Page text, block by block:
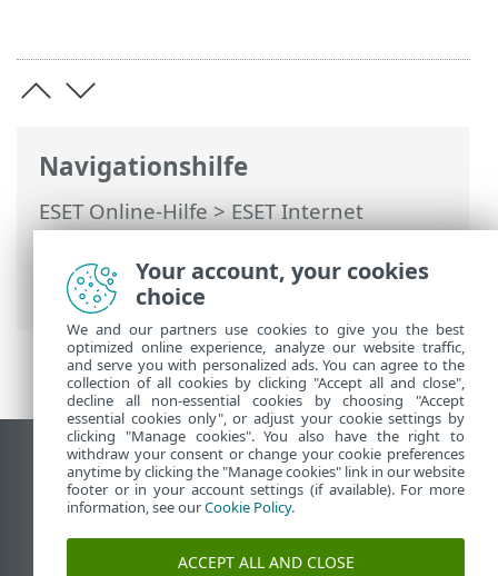
Navigationshilfe
ESET Online-Hilfe>ESET Internet
Security>Arbeiten mit ESET Internet
Security >ESET HOME Konto> Verbinden
Sie sich mit ESET HOME
Desktop-Site anzeigen
End of Life
ESET Knowledgebase
ESET-Forum
Your account, your cookies
choice
We and our partners use cookies to give you the best
optimized online experience, analyze our website traffic,
and serve you with personalized ads. You can agree to the
collection of all cookies by clicking "Accept all and close",
decline all non-essential cookies by choosing "Accept
essential cookies only", or adjust your cookie settings by
clicking "Manage cookies". You also have the right to
withdraw your consent or change your cookie preferences
anytime by clicking the "Manage cookies" link in our website
footer or in your account settings (if available). For more
information, see ourCookie Policy.
ACCEPT ALL AND CLOSE